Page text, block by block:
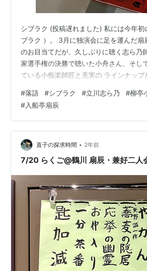
シブラク (投稿遅れました) 私には今年初
ブラク ）。 3月に独演会に足を運んだ扇
のお目当てだが、久しぶりに聴く志ら乃
家選手権の決勝で聴いた小舟さん、そし
ている小痴楽師匠と充実の ラインナップ
継の審判斜め奥は注目だ。 婚活中と言う
「鈴ヶ森」に続いては、小痴楽師匠が「
もながらのキレの良い語り口が耳に心地
だったのは少し残念。陰謀論のお話とか
そして、トリの扇辰師匠は「夢の酒」。
喬太郎師匠で聞いたばかり…
#落語 #シブラク #立川志ら乃 #柳亭
#入船亭扇辰
直子の探求時間 • 2年前
7/20 らくご@鶴川 扇辰・兼好二人